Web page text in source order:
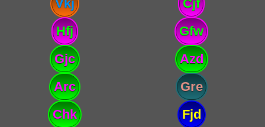
Vkj
Cjf
Hfj
Gfw
Gjc
Azd
Arc
Gre
Chk
Fjd